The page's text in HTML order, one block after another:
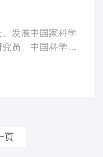
员、中国科学院
场题为《绿色化
页